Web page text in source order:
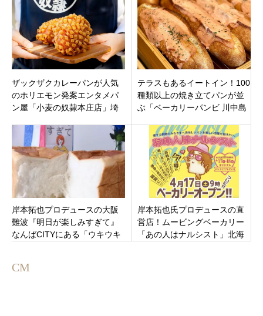
も
ザックザクカレーパンが人気
のホリエモン発案エンタメパ
ン屋「小麦の奴隷本庄店」埼
テラスもあるイートイン！100
種類以上の焼き立てパンが並
ぶ「ベーカリーパンビ 川中島
ープン！
岸本拓也プロデュースの大阪
難波『明日が楽しみすぎて』
なんばCITYにある「ウキウキ
岸本拓也氏プロデュースの直
営店！ムービングベーカリー
「あの人はナルシスト」北海
CM